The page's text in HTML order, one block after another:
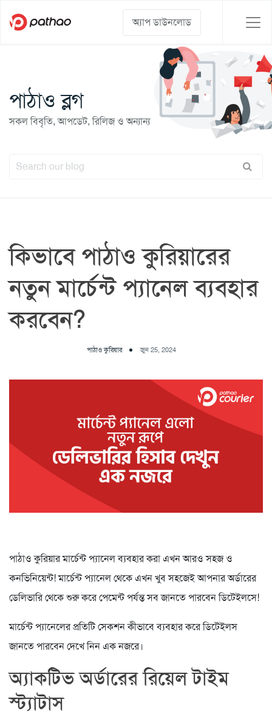
অ্যাপ ডাউনলোড
পাঠাও ব্লগ
সকল বিবৃতি, আপডেট, রিলিজ ও অন্যান্য
কিভাবে পাঠাও কুরিয়ারের
নতুন মার্চেন্ট প্যানেল ব্যবহার
করবেন?
পাঠাও কুরিয়ার জুন 25, 2024
পাঠাও কুরিয়ার মার্চেন্ট প্যানেল ব্যবহার করা এখন আরও সহজ ও
কনভিনিয়েন্ট! মার্চেন্ট প্যানেল থেকে এখন খুব সহজেই আপনার অর্ডারের
ডেলিভারি থেকে শুরু করে পেমেন্ট পর্যন্ত সব জানতে পারবেন ডিটেইলসে!
মার্চেন্ট প্যানেলের প্রতিটি সেকশন কীভাবে ব্যবহার করে ডিটেইলস
জানতে পারবেন দেখে নিন এক নজরে।
অ্যাকটিভ অর্ডারের রিয়েল টাইম
স্ট্যাটাস